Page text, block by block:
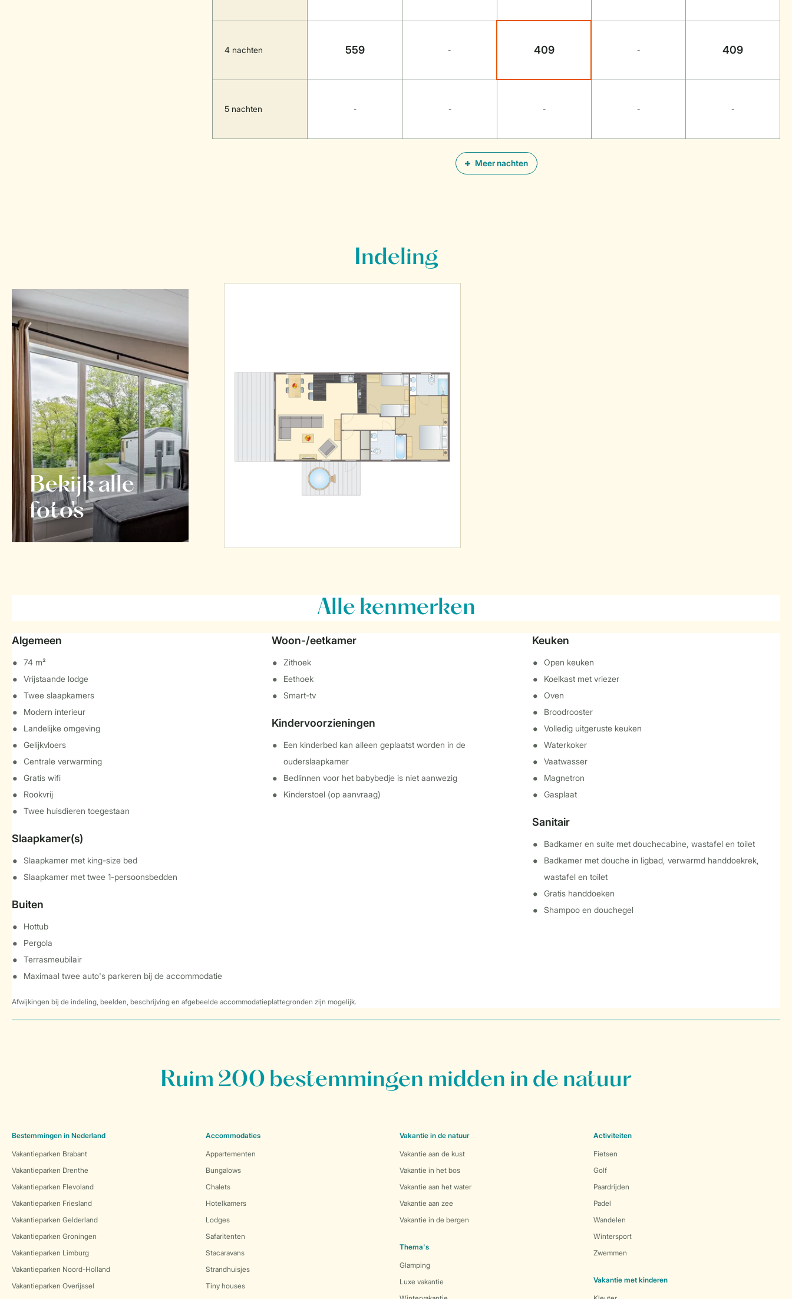
Meer nachten
4 nachten 559 - 409 - 409
5 nachten - - - - -
Indeling
Bekijk alle
foto's
Alle kenmerken
Algemeen
74 m²
Vrijstaande lodge
Twee slaapkamers
Modern interieur
Landelijke omgeving
Gelijkvloers
Centrale verwarming
Gratis wifi
Rookvrij
Twee huisdieren toegestaan
Slaapkamer(s)
Slaapkamer met king-size bed
Slaapkamer met twee 1-persoonsbedden
Buiten
Hottub
Pergola
Terrasmeubilair
Maximaal twee auto's parkeren bij de accommodatie
Woon-/eetkamer
Zithoek
Eethoek
Smart-tv
Kindervoorzieningen
Een kinderbed kan alleen geplaatst worden in de
ouderslaapkamer
Bedlinnen voor het babybedje is niet aanwezig
Kinderstoel (op aanvraag)
Keuken
Open keuken
Koelkast met vriezer
Oven
Broodrooster
Volledig uitgeruste keuken
Waterkoker
Vaatwasser
Magnetron
Gasplaat
Sanitair
Badkamer en suite met douchecabine, wastafel en toilet
Badkamer met douche in ligbad, verwarmd handdoekrek,
wastafel en toilet
Gratis handdoeken
Shampoo en douchegel
Afwijkingen bij de indeling, beelden, beschrijving en afgebeelde accommodatieplattegronden zijn mogelijk.
Ruim 200 bestemmingen midden in de natuur
Bestemmingen in Nederland
Vakantieparken Brabant
Vakantieparken Drenthe
Vakantieparken Flevoland
Vakantieparken Friesland
Vakantieparken Gelderland
Vakantieparken Groningen
Vakantieparken Limburg
Vakantieparken Noord-Holland
Vakantieparken Overijssel
Accommodaties
Appartementen
Bungalows
Chalets
Hotelkamers
Lodges
Safaritenten
Stacaravans
Strandhuisjes
Tiny houses
Vakantie in de natuur
Vakantie aan de kust
Vakantie in het bos
Vakantie aan het water
Vakantie aan zee
Vakantie in de bergen
Thema's
Glamping
Luxe vakantie
Activiteiten
Fietsen
Golf
Paardrijden
Padel
Wandelen
Wintersport
Zwemmen
Vakantie met kinderen